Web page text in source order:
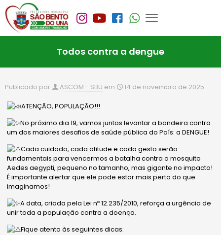
Todos contra a dengue
Publicado por ASCOM - SBU em 14 de novembro de 2025
ATENÇÃO, POPULAÇÃO!!!
No próximo dia 19, vamos juntos levantar a bandeira contra
um dos maiores desafios de saúde pública do País: a DENGUE!
Cada cuidado, cada atitude e cada gesto serão
fundamentais para vencermos a batalha contra o mosquito
Aedes aegypti, pequeno no tamanho, mas gigante no impacto!
É importante alertar que ele pode estar mais perto do que
imaginamos!
A data, criada pela Lei nº 12.235/2010, reforça a urgência de
unir toda a população contra a doença.
Fique atento às seguintes dicas: